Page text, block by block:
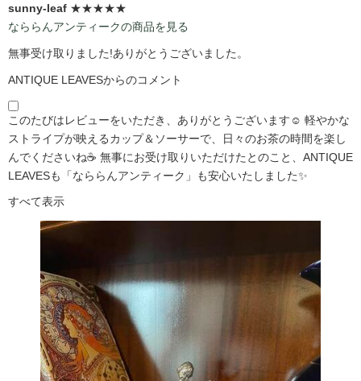
sunny-leaf ★★★★★
なららんアンティークの商品を見る
無事受け取りました!ありがとうございました。
ANTIQUE LEAVESからのコメント
このたびはレビューをいただき、ありがとうございます☺️ 軽やかな
ストライプが映えるカップ＆ソーサーで、日々のお茶の時間を楽し
んでくださいね☕ 無事にお受け取りいただけたとのこと、ANTIQUE
LEAVESも「なららんアンティーク」も安心いたしました✨
すべて表示